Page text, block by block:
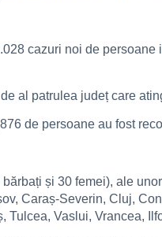
cazuri noi de
al patrulea județ care
de persoane au fost
și 30 femei), ale
Caraș-Severin, Cluj,
Tulcea, Vaslui, Vrancea,